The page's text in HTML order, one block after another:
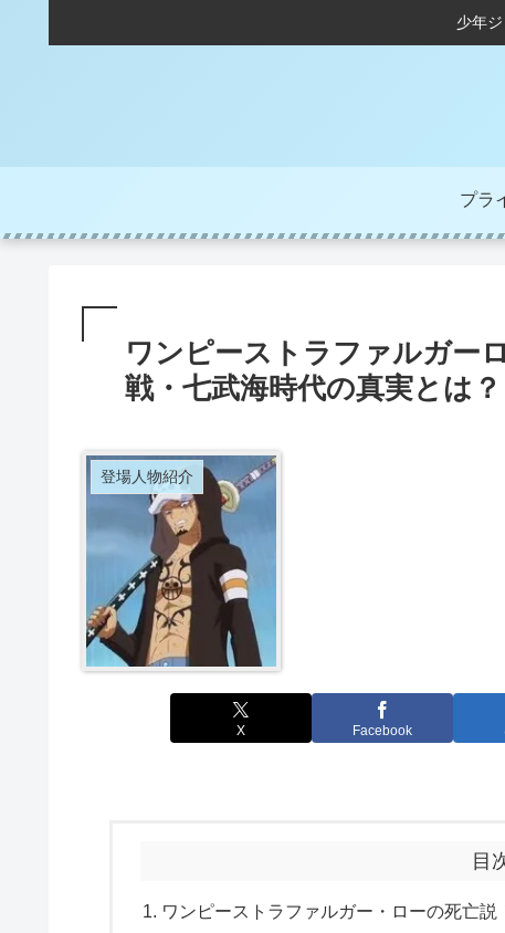
少年
プラ
ワンピーストラファルガー
戦・七武海時代の真実とは？
登場人物紹介
X Facebook
目
ワンピーストラファルガー・ローの死亡説